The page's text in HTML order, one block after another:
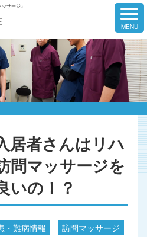
サージ』
居者さんはリハ
問マッサージを
いの！？
・難病情報 訪問マッサージ